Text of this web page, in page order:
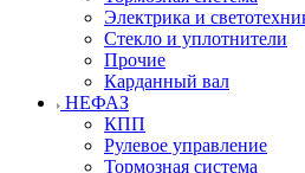
Электрика и
Стекло и уплотнители
Прочие
Карданный вал
НЕФАЗ
КПП
Рулевое управление
Тормозная система